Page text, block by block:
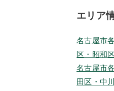
エリア
名古屋市
区・昭和
名古屋市
田区・中